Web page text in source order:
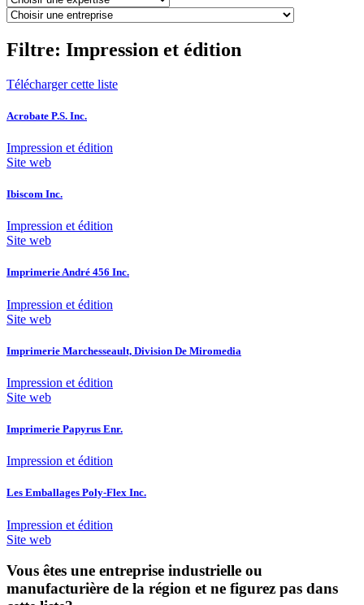
Filtre: Impression et édition
Télécharger cette liste
Acrobate P.S. Inc.
Impression et édition
Site web
Ibiscom Inc.
Impression et édition
Site web
Imprimerie André 456 Inc.
Impression et édition
Site web
Imprimerie Marchesseault, Division De Miromedia
Impression et édition
Site web
Imprimerie Papyrus Enr.
Impression et édition
Les Emballages Poly-Flex Inc.
Impression et édition
Site web
Vous êtes une entreprise industrielle ou
manufacturière de la région et ne figurez pas dans